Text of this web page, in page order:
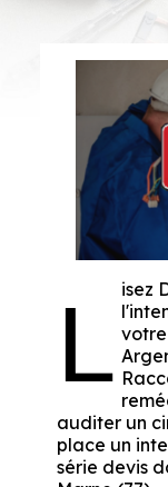
L isez
auditer un
place un
série devis